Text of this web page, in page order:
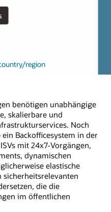
region
benötigen unabhängige
skalierbare und
Noch
Backofficesystem in der
mit 24x7-Vorgängen,
dynamischen
elastische
die die
im öffentlichen